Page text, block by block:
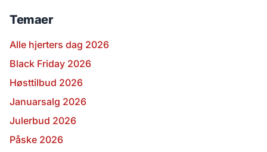
Temaer
Alle hjerters dag 2026
Black Friday 2026
Høsttilbud 2026
Januarsalg 2026
Julerbud 2026
Påske 2026